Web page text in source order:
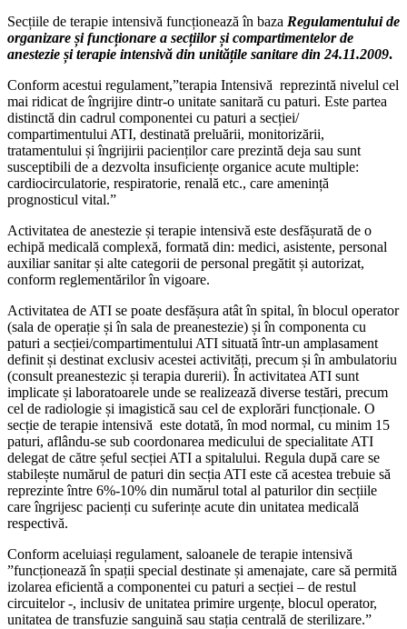
Secțiile de terapie intensivă funcționează în baza Regulamentului de
organizare și funcționare a secțiilor și compartimentelor de
anestezie și terapie intensivă din unitățile sanitare din 24.11.2009.
Conform acestui regulament,”terapia Intensivă reprezintă nivelul cel
mai ridicat de îngrijire dintr-o unitate sanitară cu paturi. Este partea
distinctă din cadrul componentei cu paturi a secției/
compartimentului ATI, destinată preluării, monitorizării,
tratamentului și îngrijirii pacienților care prezintă deja sau sunt
susceptibili de a dezvolta insuficiențe organice acute multiple:
cardiocirculatorie, respiratorie, renală etc., care amenință
prognosticul vital.”
Activitatea de anestezie și terapie intensivă este desfășurată de o
echipă medicală complexă, formată din: medici, asistente, personal
auxiliar sanitar și alte categorii de personal pregătit și autorizat,
conform reglementărilor în vigoare.
Activitatea de ATI se poate desfășura atât în spital, în blocul operator
(sala de operație și în sala de preanestezie) și în componenta cu
paturi a secției/compartimentului ATI situată într-un amplasament
definit și destinat exclusiv acestei activități, precum și în ambulatoriu
(consult preanestezic și terapia durerii). În activitatea ATI sunt
implicate și laboratoarele unde se realizează diverse testări, precum
cel de radiologie și imagistică sau cel de explorări funcționale. O
secție de terapie intensivă este dotată, în mod normal, cu minim 15
paturi, aflându-se sub coordonarea medicului de specialitate ATI
delegat de către șeful secției ATI a spitalului. Regula după care se
stabilește numărul de paturi din secția ATI este că acestea trebuie să
reprezinte între 6%-10% din numărul total al paturilor din secțiile
care îngrijesc pacienți cu suferințe acute din unitatea medicală
respectivă.
Conform aceluiași regulament, saloanele de terapie intensivă
”funcționează în spații special destinate și amenajate, care să permită
izolarea eficientă a componentei cu paturi a secției – de restul
circuitelor -, inclusiv de unitatea primire urgențe, blocul operator,
unitatea de transfuzie sanguină sau stația centrală de sterilizare.”